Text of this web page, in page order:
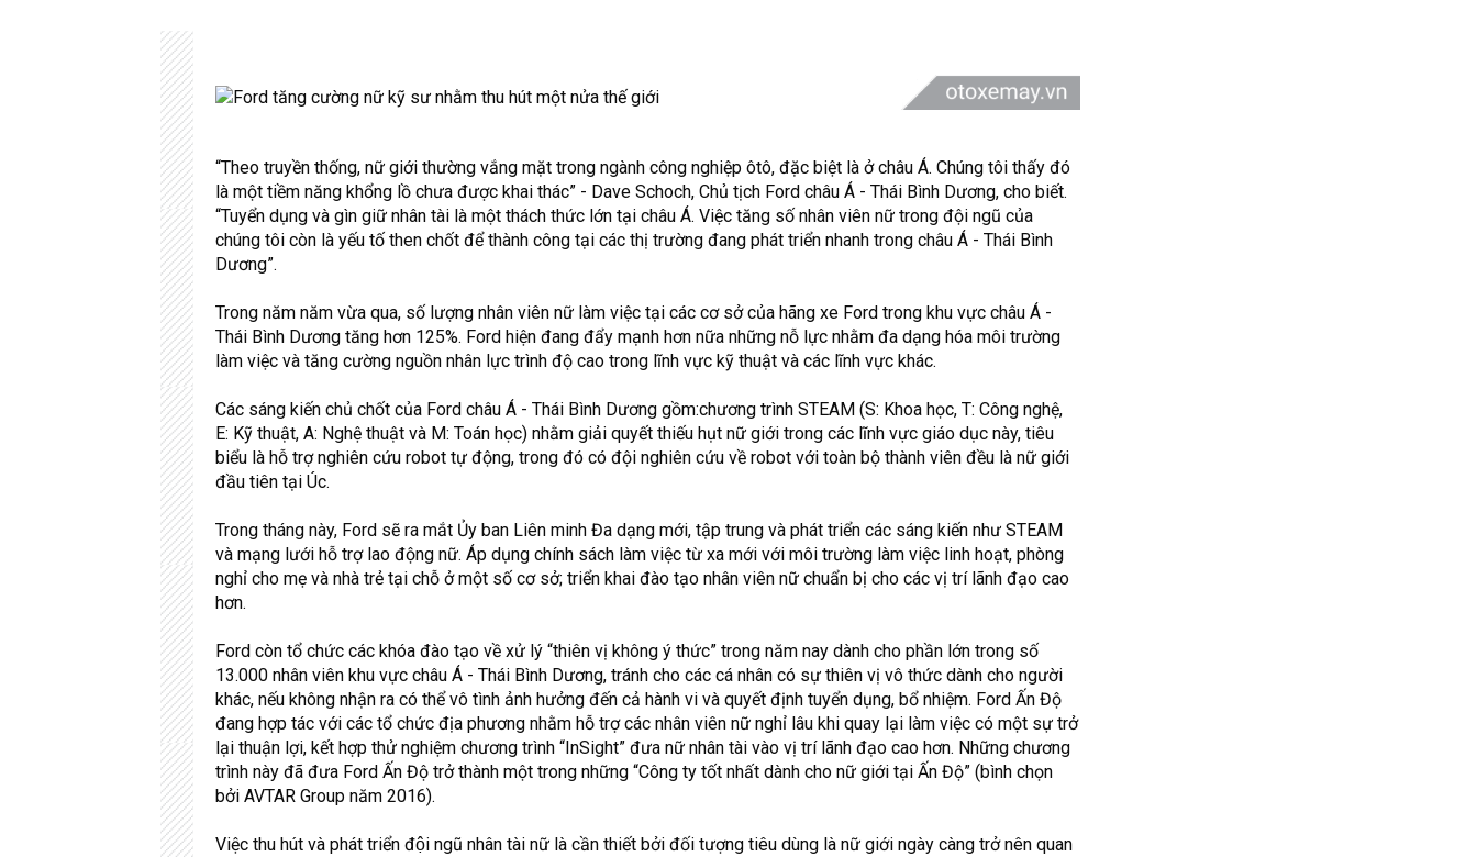
“Theo truyền thống, nữ giới thường vắng mặt trong ngành công nghiệp ôtô, đặc biệt là ở châu Á. Chúng tôi thấy đó
là một tiềm năng khổng lồ chưa được khai thác” - Dave Schoch, Chủ tịch Ford châu Á - Thái Bình Dương, cho biết.
“Tuyển dụng và gìn giữ nhân tài là một thách thức lớn tại châu Á. Việc tăng số nhân viên nữ trong đội ngũ của
chúng tôi còn là yếu tố then chốt để thành công tại các thị trường đang phát triển nhanh trong châu Á - Thái Bình
Dương”.
Trong năm năm vừa qua, số lượng nhân viên nữ làm việc tại các cơ sở của hãng xe Ford trong khu vực châu Á -
Thái Bình Dương tăng hơn 125%. Ford hiện đang đẩy mạnh hơn nữa những nỗ lực nhằm đa dạng hóa môi trường
làm việc và tăng cường nguồn nhân lực trình độ cao trong lĩnh vực kỹ thuật và các lĩnh vực khác.
Các sáng kiến chủ chốt của Ford châu Á - Thái Bình Dương gồm:chương trình STEAM (S: Khoa học, T: Công nghệ,
E: Kỹ thuật, A: Nghệ thuật và M: Toán học) nhằm giải quyết thiếu hụt nữ giới trong các lĩnh vực giáo dục này, tiêu
biểu là hỗ trợ nghiên cứu robot tự động, trong đó có đội nghiên cứu về robot với toàn bộ thành viên đều là nữ giới
đầu tiên tại Úc.
Trong tháng này, Ford sẽ ra mắt Ủy ban Liên minh Đa dạng mới, tập trung và phát triển các sáng kiến như STEAM
và mạng lưới hỗ trợ lao động nữ. Áp dụng chính sách làm việc từ xa mới với môi trường làm việc linh hoạt, phòng
nghỉ cho mẹ và nhà trẻ tại chỗ ở một số cơ sở; triển khai đào tạo nhân viên nữ chuẩn bị cho các vị trí lãnh đạo cao
hơn.
Ford còn tổ chức các khóa đào tạo về xử lý “thiên vị không ý thức” trong năm nay dành cho phần lớn trong số
13.000 nhân viên khu vực châu Á - Thái Bình Dương, tránh cho các cá nhân có sự thiên vị vô thức dành cho người
khác, nếu không nhận ra có thể vô tình ảnh hưởng đến cả hành vi và quyết định tuyển dụng, bổ nhiệm. Ford Ấn Độ
đang hợp tác với các tổ chức địa phương nhằm hỗ trợ các nhân viên nữ nghỉ lâu khi quay lại làm việc có một sự trở
lại thuận lợi, kết hợp thử nghiệm chương trình “InSight” đưa nữ nhân tài vào vị trí lãnh đạo cao hơn. Những chương
trình này đã đưa Ford Ấn Độ trở thành một trong những “Công ty tốt nhất dành cho nữ giới tại Ấn Độ” (bình chọn
bởi AVTAR Group năm 2016).
Việc thu hút và phát triển đội ngũ nhân tài nữ là cần thiết bởi đối tượng tiêu dùng là nữ giới ngày càng trở nên quan